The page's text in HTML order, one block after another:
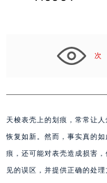
次
天梭表壳上的划痕，常常让
恢复如新。然而，事实真的
痕，还可能对表壳造成损害
见的误区，并提供正确的处理